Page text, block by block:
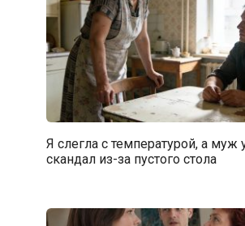
Я слегла с температурой, а муж
скандал из-за пустого стола